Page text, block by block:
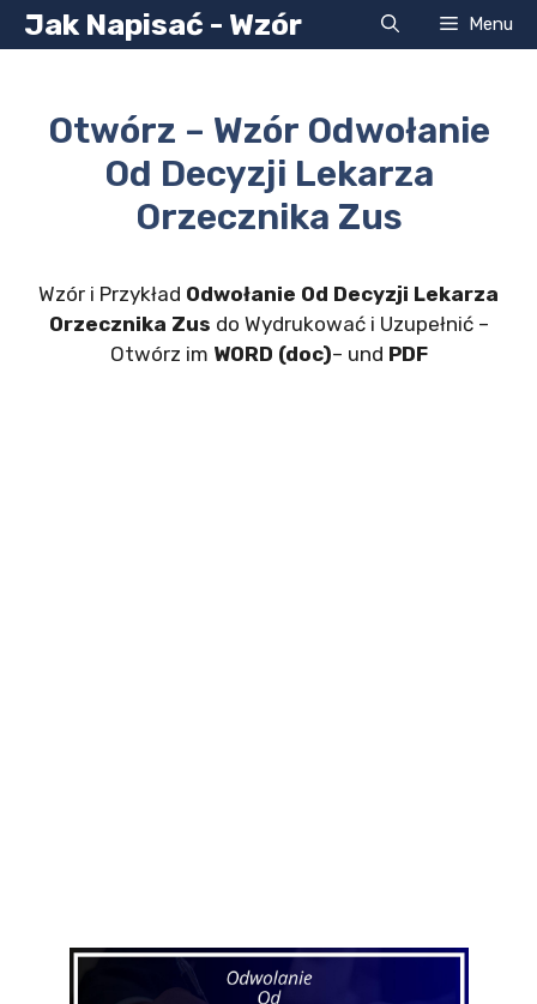
Przejdź
do
Jak Napisać - Wzór Menu
Otwórz – Wzór Odwołanie
Od Decyzji Lekarza
Orzecznika Zus
Wzór i Przykład Odwołanie Od Decyzji Lekarza
Orzecznika Zus do Wydrukować i Uzupełnić –
Otwórz im WORD (doc)– und PDF